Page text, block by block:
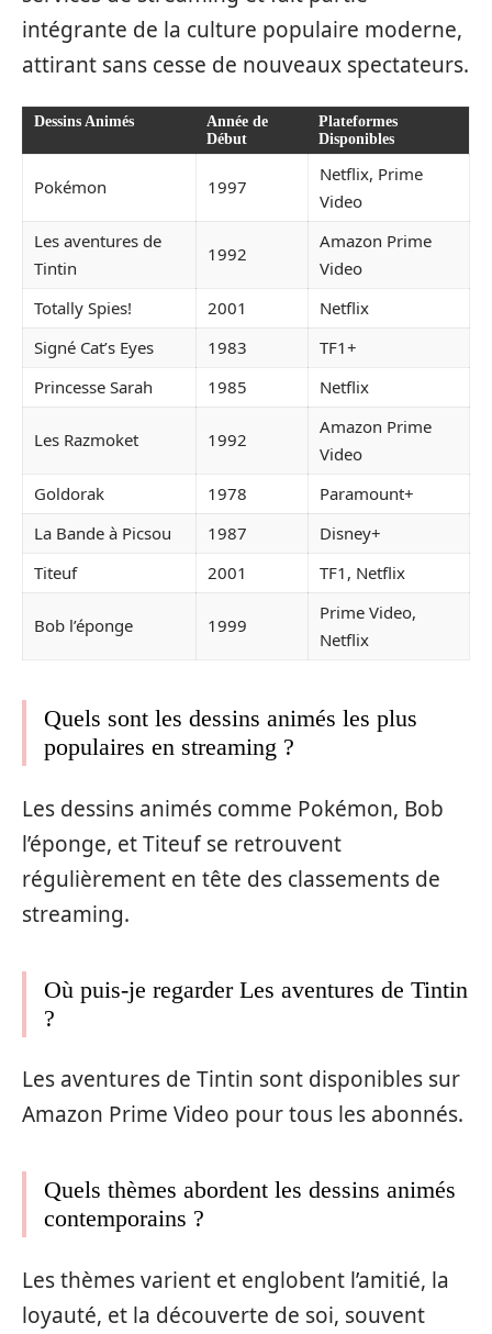
intégrante de la culture populaire moderne,
attirant sans cesse de nouveaux spectateurs.
Dessins Animés
Année de
Début
Plateformes
Disponibles
Pokémon 1997
Netflix, Prime
Video
Les aventures de
Tintin
1992
Amazon Prime
Video
Totally Spies!
2001
Netflix
Signé Cat’s Eyes
1983
TF1+
Princesse Sarah
1985 Netflix
Les Razmoket 1992
Amazon Prime
Video
Goldorak
1978
Paramount+
La Bande à Picsou
1987
Disney+
Titeuf
2001 TF1, Netflix
Bob l’éponge 1999
Prime Video,
Netflix
Quels sont les dessins animés les plus
populaires en streaming ?
Les dessins animés comme Pokémon, Bob
l’éponge, et Titeuf se retrouvent
régulièrement en tête des classements de
streaming.
Où puis-je regarder Les aventures de Tintin
?
Les aventures de Tintin sont disponibles sur
Amazon Prime Video pour tous les abonnés.
Quels thèmes abordent les dessins animés
contemporains ?
Les thèmes varient et englobent l’amitié, la
loyauté, et la découverte de soi, souvent